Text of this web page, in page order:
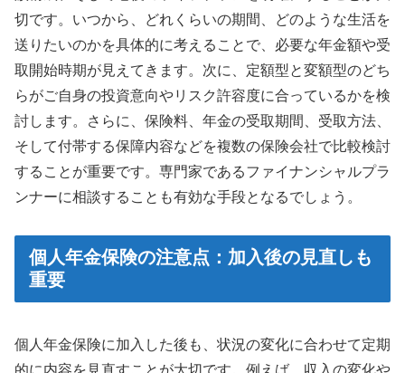
切です。いつから、どれくらいの期間、どのような生活を
送りたいのかを具体的に考えることで、必要な年金額や受
取開始時期が見えてきます。次に、定額型と変額型のどち
らがご自身の投資意向やリスク許容度に合っているかを検
討します。さらに、保険料、年金の受取期間、受取方法、
そして付帯する保障内容などを複数の保険会社で比較検討
することが重要です。専門家であるファイナンシャルプラ
ンナーに相談することも有効な手段となるでしょう。
個人年金保険の注意点：加入後の見直しも
重要
個人年金保険に加入した後も、状況の変化に合わせて定期
的に内容を見直すことが大切です。例えば、収入の変化や